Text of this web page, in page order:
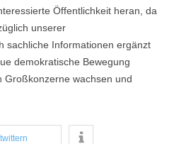
Öffentlichkeit heran, da
unserer
sachliche Informationen ergänzt
demokratische Bewegung
Großkonzerne wachsen und
twittern